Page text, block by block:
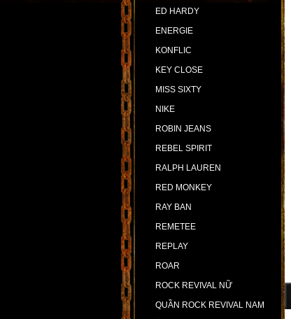
ED HARDY
ENERGIE
KONFLIC
KEY CLOSE
MISS SIXTY
NIKE
ROBIN JEANS
REBEL SPIRIT
RALPH LAUREN
RED MONKEY
RAY BAN
REMETEE
REPLAY
ROAR
ROCK REVIVAL NỮ
QUẦN ROCK REVIVAL NAM